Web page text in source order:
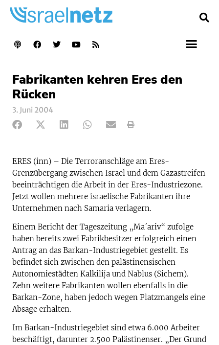
Fabrikanten kehren Eres den
Rücken
3. Juni 2004
ERES (inn) – Die Terroranschläge am Eres-
Grenzübergang zwischen Israel und dem Gazastreifen
beeinträchtigen die Arbeit in der Eres-Industriezone.
Jetzt wollen mehrere israelische Fabrikanten ihre
Unternehmen nach Samaria verlagern.
Einem Bericht der Tageszeitung „Ma´ariv“ zufolge
haben bereits zwei Fabrikbesitzer erfolgreich einen
Antrag an das Barkan-Industriegebiet gestellt. Es
befindet sich zwischen den palästinensischen
Autonomiestädten Kalkilija und Nablus (Sichem).
Zehn weitere Fabrikanten wollen ebenfalls in die
Barkan-Zone, haben jedoch wegen Platzmangels eine
Absage erhalten.
Im Barkan-Industriegebiet sind etwa 6.000 Arbeiter
beschäftigt, darunter 2.500 Palästinenser. „Der Grund